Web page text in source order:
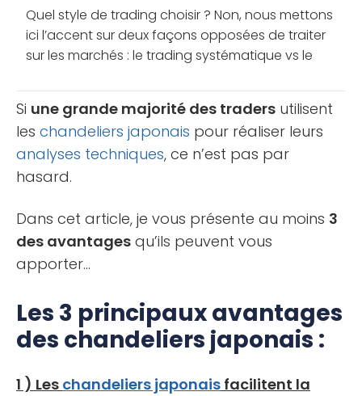
Quel style de trading choisir ? Non, nous mettons
ici l’accent sur deux façons opposées de traiter
sur les marchés : le trading systématique vs le
Si une grande majorité des traders utilisent
les chandeliers japonais pour réaliser leurs
analyses techniques, ce n’est pas par
hasard.
Dans cet article, je vous présente au moins 3
des avantages qu’ils peuvent vous
apporter…
Les 3 principaux avantages
des chandeliers japonais :
1 ) Les chandeliers japonais facilitent la